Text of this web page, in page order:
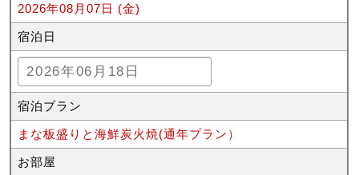
2026年08月07日 (金)
宿泊日
宿泊プラン
まな板盛りと海鮮炭火焼(通年プラン）
お部屋